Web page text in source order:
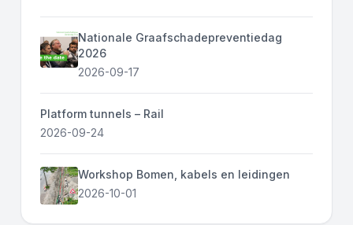
Nationale Graafschadepreventiedag
2026
2026-09-17
Platform tunnels – Rail
2026-09-24
Workshop Bomen, kabels en leidingen
2026-10-01